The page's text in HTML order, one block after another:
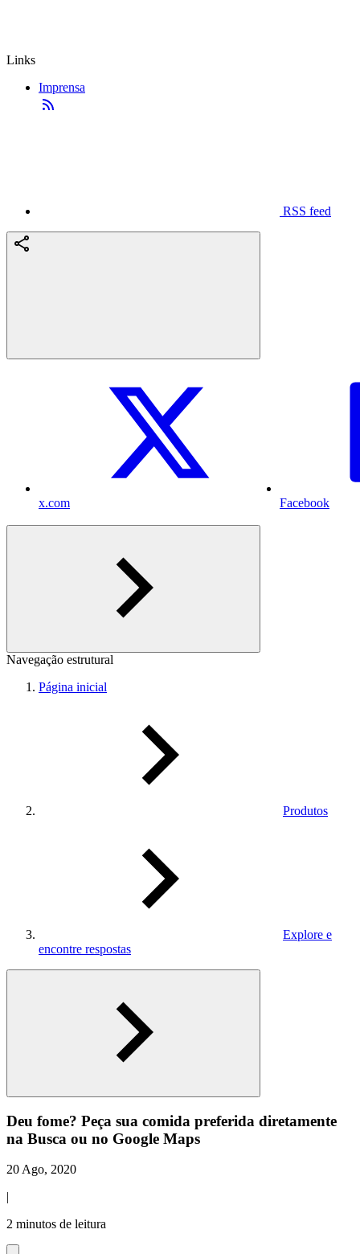
Links
Imprensa
RSS feed
x.com Facebook
Navegação estrutural
Página inicial
Produtos
Explore e
encontre respostas
Deu fome? Peça sua comida preferida diretamente
na Busca ou no Google Maps
20 Ago, 2020
|
2 minutos de leitura